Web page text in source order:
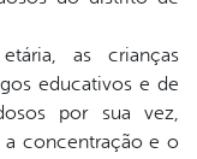
as crianças
educativos e de
por sua vez,
a concentração e o